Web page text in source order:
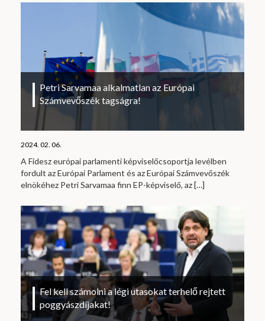
Petri Sarvamaa alkalmatlan az Európai
Számvevőszék tagságra!
2024. 02. 06.
A Fidesz európai parlamenti képviselőcsoportja levélben
fordult az Európai Parlament és az Európai Számvevőszék
elnökéhez Petri Sarvamaa finn EP-képviselő, az[…]
Fel kell számolni a légi utasokat terhelő rejtett
poggyászdíjakat!